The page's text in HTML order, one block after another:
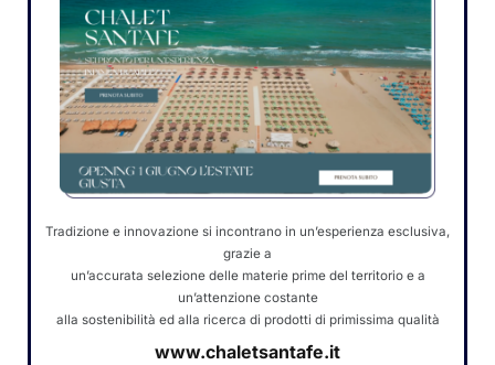
Tradizione e innovazione si incontrano in un’esperienza esclusiva,
grazie a
un’accurata selezione delle materie prime del territorio e a
un’attenzione costante
alla sostenibilità ed alla ricerca di prodotti di primissima qualità
www.chaletsantafe.it